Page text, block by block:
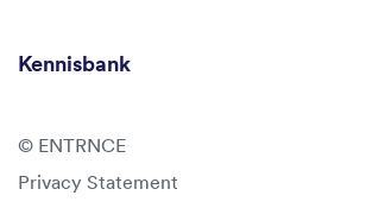
Kennisbank
© ENTRNCE
Privacy Statement